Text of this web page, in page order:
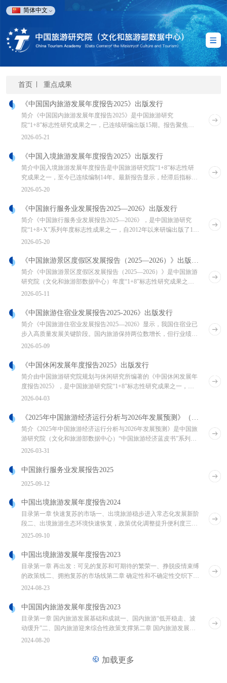
简体中文
首页 重点成果
《中国国内旅游发展年度报告2025》出版发行
简介《中国国内旅游发展年度报告2025》是中国旅游研究
院“1+8”标志性研究成果之一，已连续研编出版15期。报告聚焦国
内旅游客源结构、目的地分布、矢量客流特征及
2026-05-21
《中国入境旅游发展年度报告2025》出版发行
简介中国入境旅游发展年度报告是中国旅游研究院“1+8”标志性研
究成果之一，至今已连续编制14年。最新报告显示，经滞后指标确
认，2025年我国入境旅游市场已完全摆
2026-05-20
《中国旅行服务业发展报告2025—2026》出版发行
简介《中国旅行服务业发展报告2025—2026》，是中国旅游研究
院“1+8+X”系列年度标志性成果之一，自2012年以来研编出版了14
期。报告聚焦梳理上一年度旅
2026-05-20
《中国旅游景区度假区发展报告（2025—2026）》出版发行
简介《中国旅游景区度假区发展报告（2025—2026）》是中国旅游
研究院（文化和旅游部数据中心）年度“1+8”标志性研究成果之
一，自2012年以来已连续出版14
2026-05-11
《中国旅游住宿业发展报告2025-2026》出版发行
简介《中国旅游住宿业发展报告2025—2026》显示，我国住宿业已
步入高质量发展关键阶段。国内旅游保持两位数增长，但行业绩效
与投资增速放缓，进入存量为主、增量为
2026-05-09
《中国休闲发展年度报告2025》出版发行
简介由中国旅游研究院规划与休闲研究所编著的《中国休闲发展年
度报告2025》，是中国旅游研究院“1+8”标志性研究成果之一，延
续了自2012年以来的持续跟踪研究。
2026-04-03
简介《2025年中国旅游经济运行分析与2026年发展预测》是中国旅
游研究院（文化和旅游部数据中心）“中国旅游经济蓝皮书”系列年
度报告的第十八部，戴斌院长担任主编
2026-03-31
中国旅行服务业发展报告2025
2025-09-12
中国出境旅游发展年度报告2024
目录第一章 快速复苏的市场一、出境旅游稳步进入常态化发展新阶
段二、出境旅游生态环境快速恢复，政策优化调整提升便利度三、
基本面稳健向好，结构变化中孕育新机遇四、
2025-09-10
中国出境旅游发展年度报告2023
目录第一章 再出发：可见的复苏和可期待的繁荣一、挣脱疫情束缚
的政策线二、拥抱复苏的市场线第二章 确定性和不确定性交织下的
出境旅游一、长期的确定性因素二、短期的不
2024-08-23
中国国内旅游发展年度报告2023
目录第一章 国内旅游发展基础和成就一、国内旅游“低开稳走、波
动缓升”二、国内旅游迎来综合性政策支撑第二章 国内旅游发展现
状和展望一、国内旅游发展总体特征二、
2024-08-20
加载更多